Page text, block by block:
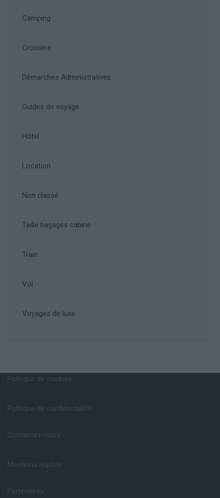
Camping
Croisière
Démarches Administratives
Guides de voyage
Hôtel
Location
Non classé
Taille bagages cabine
Train
Vol
Voyages de luxe